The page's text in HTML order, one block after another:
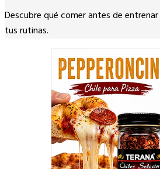
Copy
Link
Descubre qué comer antes de
tus rutinas.